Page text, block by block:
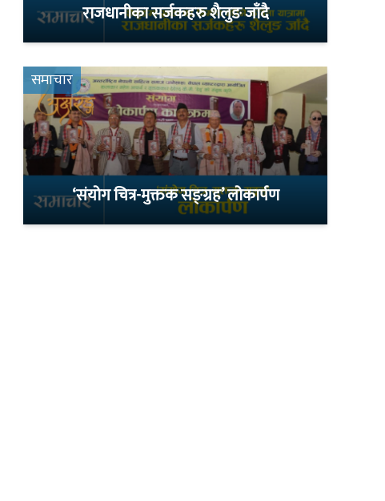
राजधानीका सर्जकहरु शैलुङ जाँदै
समाचार
‘संयोग चित्र-मुक्तक सङ्ग्रह’ लोकार्पण